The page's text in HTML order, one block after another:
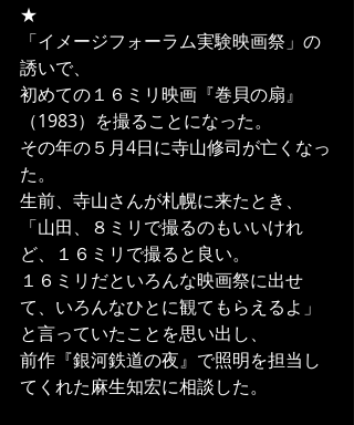
★
「イメージフォーラム実験映画祭」の
誘いで、
初めての１６ミリ映画『巻貝の扇』
（1983）を撮ることになった。
その年の５月4日に寺山修司が亡くなっ
た。
生前、寺山さんが札幌に来たとき、
「山田、８ミリで撮るのもいいけれ
ど、１６ミリで撮ると良い。
１６ミリだといろんな映画祭に出せ
て、いろんなひとに観てもらえるよ」
と言っていたことを思い出し、
前作『銀河鉄道の夜』で照明を担当し
てくれた麻生知宏に相談した。